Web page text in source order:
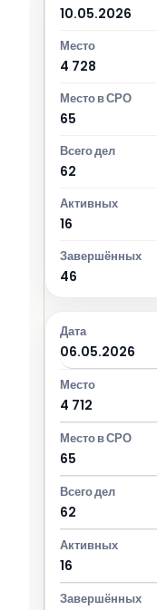
10.05.2026
4 728
65
62
16
46
06.05.2026
4 712
65
62
16